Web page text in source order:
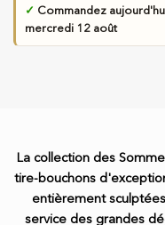
✓ Commandez
mercredi 12 août
La collection des
tire-bouchons
entièrement
service des grandes